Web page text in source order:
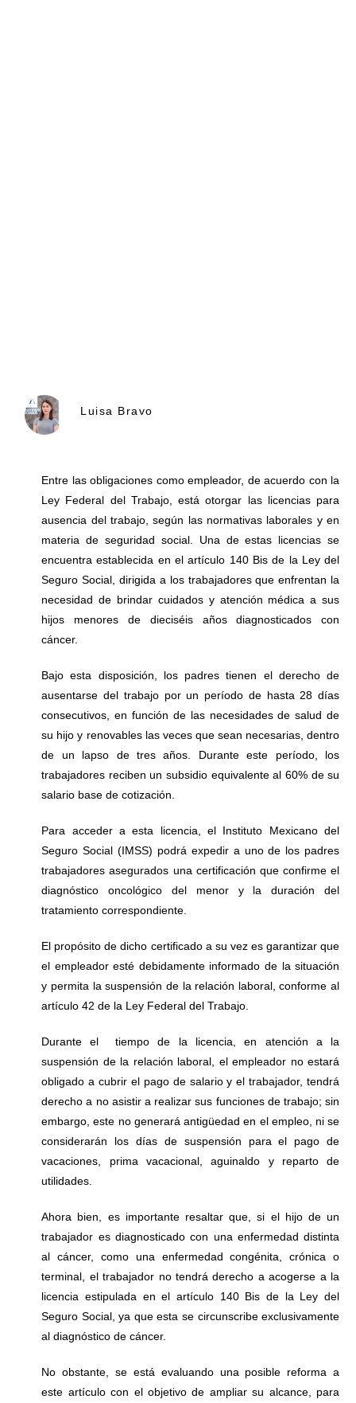
Luisa Bravo
Entre las obligaciones como empleador, de acuerdo con la
Ley Federal del Trabajo, está otorgar las licencias para
ausencia del trabajo, según las normativas laborales y en
materia de seguridad social. Una de estas licencias se
encuentra establecida en el artículo 140 Bis de la Ley del
Seguro Social, dirigida a los trabajadores que enfrentan la
necesidad de brindar cuidados y atención médica a sus
hijos menores de dieciséis años diagnosticados con
cáncer.
Bajo esta disposición, los padres tienen el derecho de
ausentarse del trabajo por un período de hasta 28 días
consecutivos, en función de las necesidades de salud de
su hijo y renovables las veces que sean necesarias, dentro
de un lapso de tres años. Durante este período, los
trabajadores reciben un subsidio equivalente al 60% de su
salario base de cotización.
Para acceder a esta licencia, el Instituto Mexicano del
Seguro Social (IMSS) podrá expedir a uno de los padres
trabajadores asegurados una certificación que confirme el
diagnóstico oncológico del menor y la duración del
tratamiento correspondiente.
El propósito de dicho certificado a su vez es garantizar que
el empleador esté debidamente informado de la situación
y permita la suspensión de la relación laboral, conforme al
artículo 42 de la Ley Federal del Trabajo.
Durante el tiempo de la licencia, en atención a la
suspensión de la relación laboral, el empleador no estará
obligado a cubrir el pago de salario y el trabajador, tendrá
derecho a no asistir a realizar sus funciones de trabajo; sin
embargo, este no generará antigüedad en el empleo, ni se
considerarán los días de suspensión para el pago de
vacaciones, prima vacacional, aguinaldo y reparto de
utilidades.
Ahora bien, es importante resaltar que, si el hijo de un
trabajador es diagnosticado con una enfermedad distinta
al cáncer, como una enfermedad congénita, crónica o
terminal, el trabajador no tendrá derecho a acogerse a la
licencia estipulada en el artículo 140 Bis de la Ley del
Seguro Social, ya que esta se circunscribe exclusivamente
al diagnóstico de cáncer.
No obstante, se está evaluando una posible reforma a
este artículo con el objetivo de ampliar su alcance, para